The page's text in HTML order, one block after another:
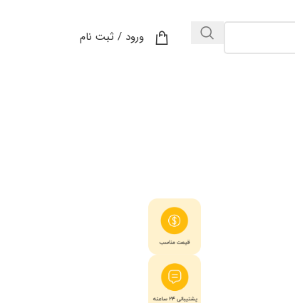
ورود / ثبت نام